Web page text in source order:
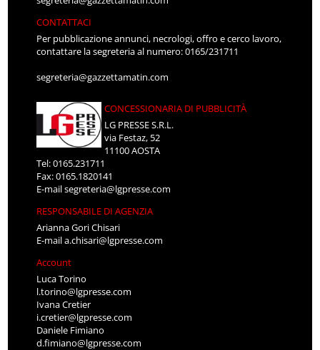
CONTATTACI
Per pubblicazione annunci, necrologi, offro e cerco lavoro,
contattare la segreteria al numero: 0165/231711
segreteria@gazzettamatin.com
CONCESSIONARIA DI PUBBLICITÀ
LG PRESSE S.R.L.
via Festaz, 52
11100 AOSTA
Tel: 0165.231711
Fax: 0165.1820141
E-mailsegreteria@lgpresse.com
RESPONSABILE DI AGENZIA
Arianna Gori Chisari
E-maila.chisari@lgpresse.com
Account
Luca Torino
l.torino@lgpresse.com
Ivana Cretier
i.cretier@lgpresse.com
Daniele Fimiano
d.fimiano@lgpresse.com